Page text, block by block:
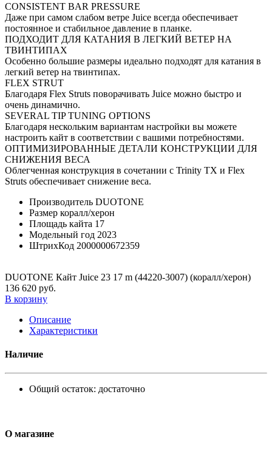
CONSISTENT BAR PRESSURE
Даже при самом слабом ветре Juice всегда обеспечивает
постоянное и стабильное давление в планке.
ПОДХОДИТ ДЛЯ КАТАНИЯ В ЛЕГКИЙ ВЕТЕР НА
ТВИНТИПАХ
Особенно большие размеры идеально подходят для катания в
легкий ветер на твинтипах.
FLEX STRUT
Благодаря Flex Struts поворачивать Juice можно быстро и
очень динамично.
SEVERAL TIP TUNING OPTIONS
Благодаря нескольким вариантам настройки вы можете
настроить кайт в соответствии с вашими потребностями.
ОПТИМИЗИРОВАННЫЕ ДЕТАЛИ КОНСТРУКЦИИ ДЛЯ
СНИЖЕНИЯ ВЕСА
Облегченная конструкция в сочетании с Trinity TX и Flex
Struts обеспечивает снижение веса.
Производитель DUOTONE
Размер коралл/херон
Площадь кайта 17
Модельный год 2023
ШтрихКод 2000000672359
DUOTONE Кайт Juice 23 17 m (44220-3007) (коралл/херон)
136 620 руб.
В корзину
Описание
Характеристики
Наличие
Общий остаток: достаточно
О магазине